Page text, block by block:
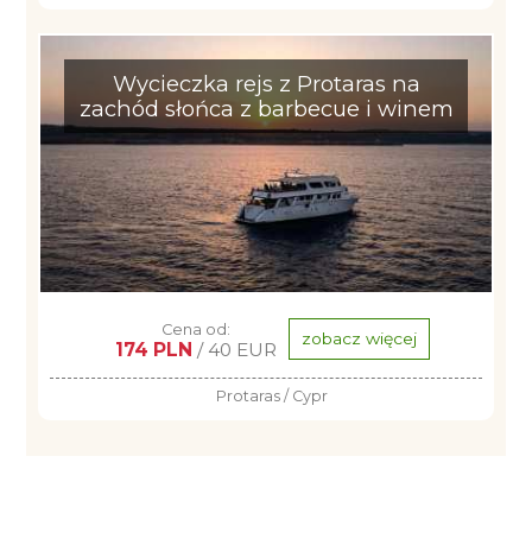
Wycieczka rejs z Protaras na
zachód słońca z barbecue i winem
Cena od:
174 PLN / 40 EUR zobacz więcej
Protaras / Cypr